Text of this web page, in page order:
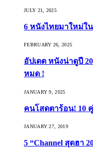
JULY 21, 2025
6 หนังไทยมาใหม่ใน
FEBRUARY 26, 2025
อัปเดต หนังน่าดูปี
หมด !
JANUARY 9, 2025
คนโสดตาร้อน! 10
JANUARY 27, 2019
5 “Channel สุดฮา